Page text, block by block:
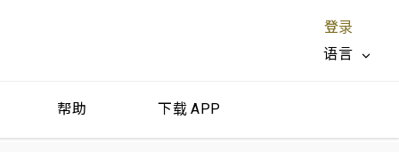
登录
语言
帮助 下载 APP